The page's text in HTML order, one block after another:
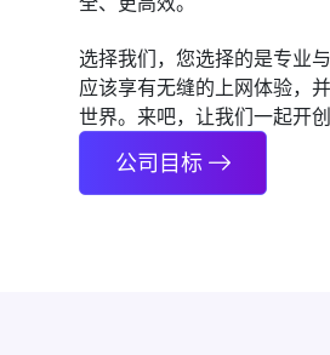
选择我们，您选择的是专业
应该享有无缝的上网体验，
世界。来吧，让我们一起开
公司目标